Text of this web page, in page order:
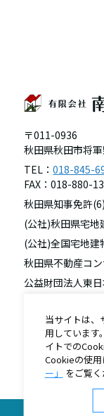
〒011-0936
秋田県秋田市将
TEL：018-845-
FAX：018-880-
秋田県知事免許
(公社)秋田県宅地
(公社)全国宅地建
秋田県不動産コ
公益財団法人東
当サイトは、
用しています
イトでの
Cookieの使
ー」
をご覧く